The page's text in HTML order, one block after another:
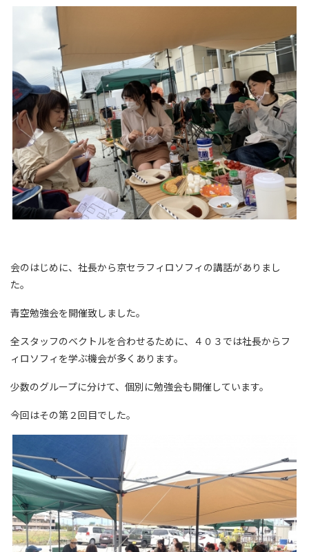
会のはじめに、社長から京セラフィロソフィの講話がありまし
た。
青空勉強会を開催致しました。
全スタッフのベクトルを合わせるために、４０３では社長からフ
ィロソフィを学ぶ機会が多くあります。
少数のグループに分けて、個別に勉強会も開催しています。
今回はその第２回目でした。